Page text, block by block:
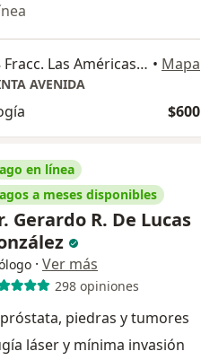
Quinta Avenida 408 Fracc. Las Américas, Aguascalientes • Mapa
AVENIDA
$600
en línea
a meses disponibles
Gerardo R. De Lucas
· Ver más
298 opiniones
piedras y tumores
láser y mínima invasión